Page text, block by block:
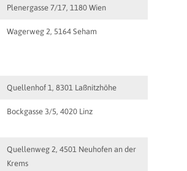
Plenergasse 7/17, 1180 Wien
Wagerweg 2, 5164 Seham
Quellenhof 1, 8301 Laßnitzhöhe
Bockgasse 3/5, 4020 Linz
Quellenweg 2, 4501 Neuhofen an der
Krems